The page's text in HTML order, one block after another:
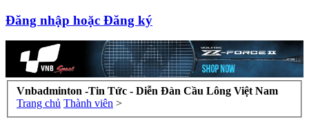
Đăng nhập hoặc Đăng ký
Vnbadminton -Tin Tức - Diễn Đàn Cầu Lông Việt Nam
Trang chủ Thành viên >